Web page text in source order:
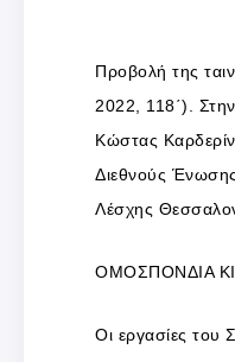
Προβολή της
2022, 118΄).
Κώστας
Διεθνούς
Λέσχης
ΟΜΟΣΠΟΝΔΙΑ
Οι εργασίες του